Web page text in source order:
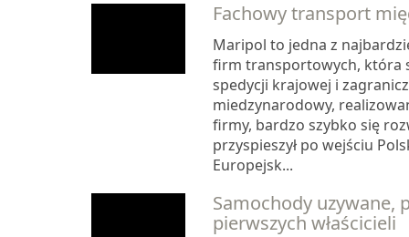
Fachowy transport
Maripol to jedna z
firm transportowych, która
spedycji krajowej i
miedzynarodowy,
firmy, bardzo szybko się
przyspieszył po wejściu
Europejsk...
Samochody uzywane,
pierwszych właścicieli